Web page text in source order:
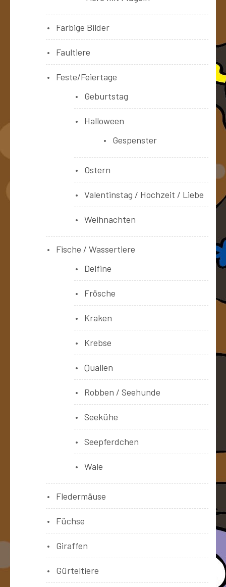
Farbige Bilder
Faultiere
Feste/Feiertage
Geburtstag
Halloween
Gespenster
Ostern
Valentinstag / Hochzeit / Liebe
Weihnachten
Fische / Wassertiere
Delfine
Frösche
Kraken
Krebse
Quallen
Robben / Seehunde
Seekühe
Seepferdchen
Wale
Fledermäuse
Füchse
Giraffen
Gürteltiere